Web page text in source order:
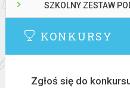
SZKOLNY ZESTAW
KONKURSY
Zgłoś się do